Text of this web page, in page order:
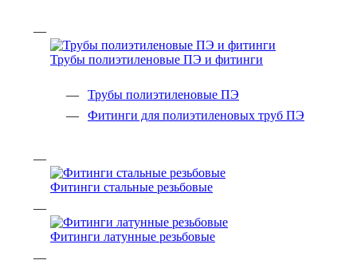
Трубы полиэтиленовые ПЭ и фитинги
Трубы полиэтиленовые ПЭ
Фитинги для полиэтиленовых труб ПЭ
Фитинги стальные резьбовые
Фитинги латунные резьбовые